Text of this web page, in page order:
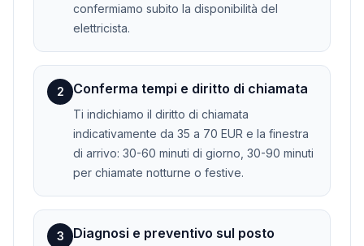
confermiamo subito la disponibilità del
elettricista.
2 Conferma tempi e diritto di chiamata
Ti indichiamo il diritto di chiamata
indicativamente da 35 a 70 EUR e la finestra
di arrivo: 30-60 minuti di giorno, 30-90 minuti
per chiamate notturne o festive.
3 Diagnosi e preventivo sul posto